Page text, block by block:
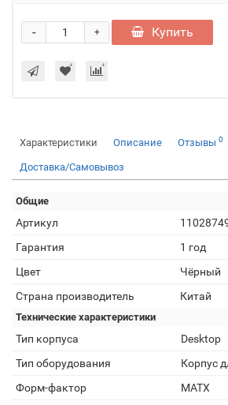
+
- Купить
Характеристики Описание Отзывы 0
Доставка/Самовывоз
Общие
Артикул
Гарантия
1 год
Цвет
Чёрный
Страна производитель
Китай
Технические характеристики
Тип корпуса
Desktop
Тип оборудования
Корпус
Форм-фактор
MATX